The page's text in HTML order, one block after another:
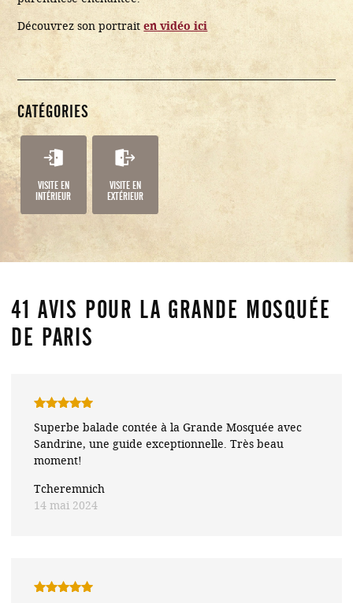
Découvrez son portraiten vidéo ici
CATÉGORIES
VISITE EN
INTÉRIEUR
VISITE EN
EXTÉRIEUR
41 AVIS POUR LA GRANDE MOSQUÉE
DE PARIS
5
Tcheremnich
14 mai 2024
Superbe balade contée à la Grande Mosquée avec
Sandrine, une guide exceptionnelle. Très beau
moment!